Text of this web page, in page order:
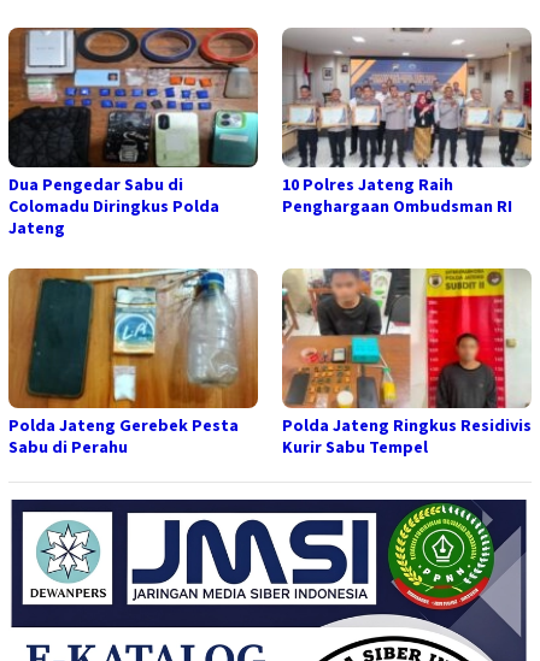
Dua Pengedar Sabu di
Colomadu Diringkus Polda
Jateng
10 Polres Jateng Raih
Penghargaan Ombudsman RI
Polda Jateng Gerebek Pesta
Sabu di Perahu
Polda Jateng Ringkus Residivis
Kurir Sabu Tempel